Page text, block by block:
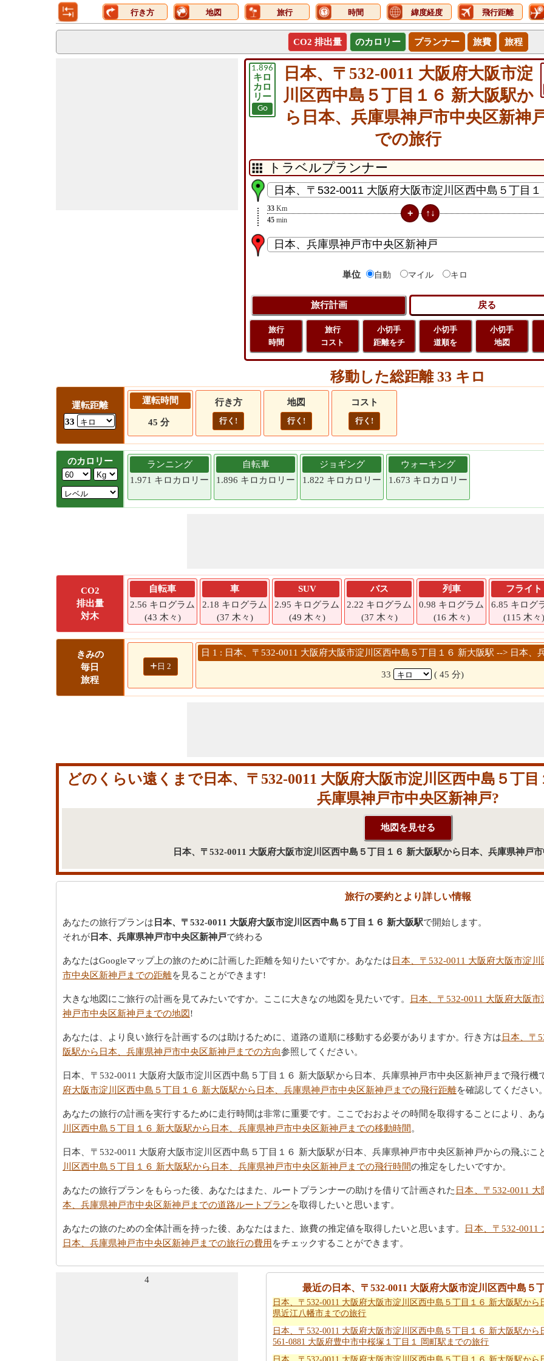
行き方 地図 旅行 時間 緯度経度 飛行距離
CO2 排出量 のカロリー プランナー 旅費 旅程
1.896
キロ
カロ
リー
Go
日本、〒532-0011 大阪府大阪市淀
川区西中島５丁目１６ 新大阪駅か
ら日本、兵庫県神戸市中央区新神
での旅行
33 Km
45 min
単位 自動 マイル キロ
旅行
時間
旅行
コスト
小切手
距離をチ
小切手
道順を
小切手
地図
移動した総距離 33 キロ
運転距離
33
運転時間
45 分
行き方
行く!
地図
行く!
コスト
行く!
のカロリー
ランニング
1.971 キロカロリー
自転車
1.896 キロカロリー
ジョギング
1.822 キロカロリー
ウォーキング
1.673 キロカロリー
CO2
排出量
対木
自転車
2.56 キログラム
(43 木々)
車
2.18 キログラム
(37 木々)
SUV
2.95 キログラム
(49 木々)
バス
2.22 キログラム
(37 木々)
列車
0.98 キログラム
(16 木々)
フライト
6.85 キログ
(115 木々)
きみの
毎日
旅程
+ 日 2
日 1 : 日本、〒532-0011 大阪府大阪市淀川区西中島５丁目１６ 新大阪駅 --> 日本、
33 ( 45 分)
どのくらい遠くまで日本、〒532-0011 大阪府大阪市淀川区西中島５丁目
兵庫県神戸市中央区新神戸?
日本、〒532-0011 大阪府大阪市淀川区西中島５丁目１６ 新大阪駅から日本、兵庫県神戸
旅行の要約とより詳しい情報
あなたの旅行プランは 日本、〒532-0011 大阪府大阪市淀川区西中島５丁目１６ 新大阪駅で開始します。
それが 日本、兵庫県神戸市中央区新神戸で終わる
あなたはGoogleマップ上の旅のために計画した距離を知りたいですか。あなたは日本、〒532-0011 大阪府大阪市淀
市中央区新神戸までの距離を見ることができます!
大きな地図にご旅行の計画を見てみたいですか。ここに大きなの地図を見たいです。
日本、〒532-0011 大阪府大阪
神戸市中央区新神戸までの地図!
あなたは、より良い旅行を計画するのは助けるために、道路の道順に移動する必要がありますか。行き方は日本、〒
阪駅から日本、兵庫県神戸市中央区新神戸までの方向参照してください。
日本、〒532-0011 大阪府大阪市淀川区西中島５丁目１６ 新大阪駅から日本、兵庫県神戸市中央区新神戸まで飛行機
府大阪市淀川区西中島５丁目１６ 新大阪駅から日本、兵庫県神戸市中央区新神戸までの飛行距離を確認してください。
あなたの旅行の計画を実行するために走行時間は非常に重要です。ここでおおよその時間を取得することにより、あ
川区西中島５丁目１６ 新大阪駅から日本、兵庫県神戸市中央区新神戸までの移動時間。
日本、〒532-0011 大阪府大阪市淀川区西中島５丁目１６ 新大阪駅が日本、兵庫県神戸市中央区新神戸からの飛ぶこ
川区西中島５丁目１６ 新大阪駅から日本、兵庫県神戸市中央区新神戸までの飛行時間の推定をしたいですか。
あなたの旅行プランをもらった後、あなたはまた、ルートプランナーの助けを借りて計画された 日本、〒532-0011
本、兵庫県神戸市中央区新神戸までの道路ルートプランを取得したいと思います。
あなたの旅のための全体計画を持った後、あなたはまた、旅費の推定値を取得したいと思います。 日本、〒532-0011
日本、兵庫県神戸市中央区新神戸までの旅行の費用をチェックすることができます。
4
最近の日本、〒532-0011 大阪府大阪市淀川区西中島
日本、〒532-0011 大阪府大阪市淀川区西中島５丁目１６ 新大阪駅から
県近江八幡市までの旅行
日本、〒532-0011 大阪府大阪市淀川区西中島５丁目１６ 新大阪駅から
561-0881 大阪府豊中市中桜塚１丁目１ 岡町駅までの旅行
日本、〒532-0011 大阪府大阪市淀川区西中島５丁目１６ 新大阪駅から